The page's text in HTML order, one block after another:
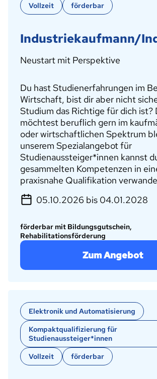
Vollzeit
förderbar
Industriekaufmann/
Neustart mit Perspektive
Du hast Studienerfahrungen im
Wirtschaft, bist dir aber nicht
Studium das Richtige für dich ist?
möchtest beruflich gern im
oder wirtschaftlichen Spektrum
unserem Spezialangebot für
Studienaussteiger*innen kannst
gesammelten Kompetenzen in
praxisnahe Qualifikation
05.10.2026 bis 04.01.2028
förderbar mit Bildungsgutschein,
Rehabilitationsförderung
Zum Angebot
Elektronik und Automatisierung
Kompaktqualifizierung für
Studienaussteiger*innen
Vollzeit
förderbar